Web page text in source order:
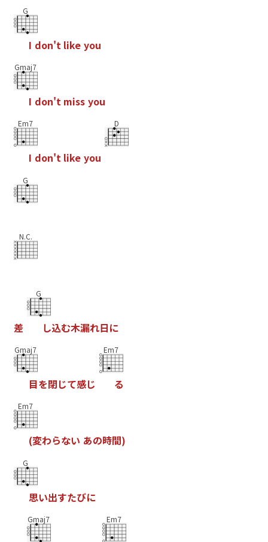
G
I don't like you
Gmaj7
I don't miss you
Em7
I don't like you
D
G
N.C.
差
G
し込む木漏れ日に
Gmaj7
目を閉じて感じ
Em7
る
Em7
(変わらない あの時間)
G
思い出すたびに
Gmaj7 Em7